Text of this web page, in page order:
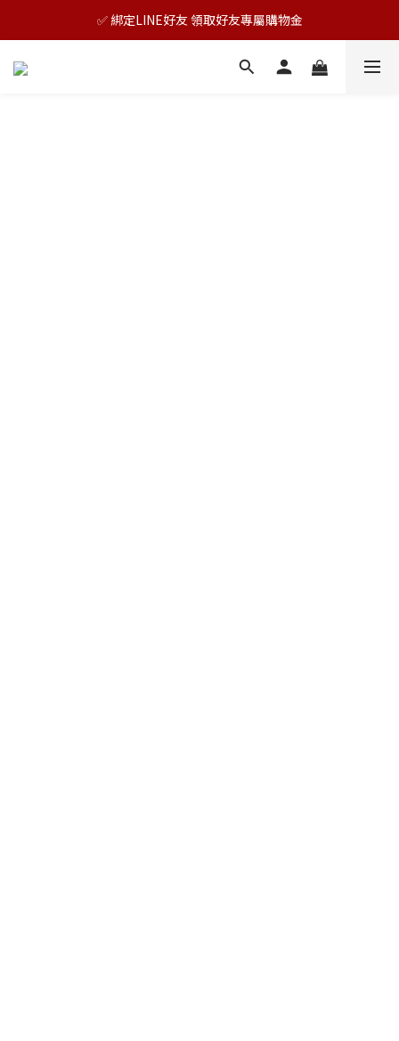
🎊TAIZAKU品牌慶：5倍回饋祭｜全年最優惠！
✅ 綁定LINE好友 領取好友專屬購物金
🎊TAIZAKU品牌慶：5倍回饋祭｜全年最優惠！